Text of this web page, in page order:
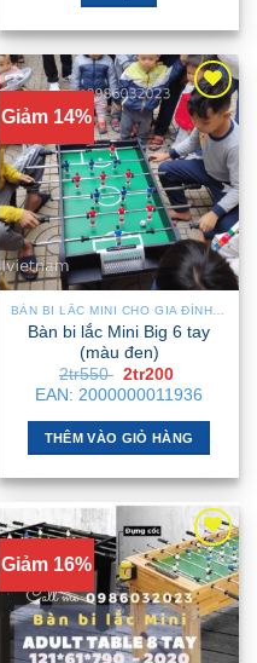
phẩm
này
có
nhiều
biến
thể.
Các
tùy
chọn
có
được
chọn
trên
trang
sản
phẩm
Giảm 14%
Bàn bi lắc Mini Big 6 tay
(màu đen)
2tr550 Giá
gốc
là:
2tr550 .
2tr200
hiện
tại
là:
2tr200 .
EAN: 2000000011936
THÊM VÀO GIỎ HÀNG
Giảm 16%